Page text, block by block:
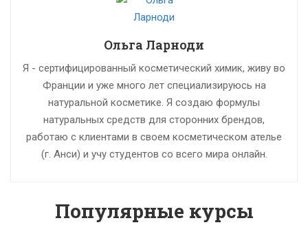
Ольга Ларноди
Я - сертифицированный косметический химик, живу во
Франции и уже много лет специализируюсь на
натуральной косметике. Я создаю формулы
натуральных средств для сторонних брендов,
работаю с клиентами в своем косметическом ателье
(г. Анси) и учу студентов со всего мира онлайн.
Популярные курсы